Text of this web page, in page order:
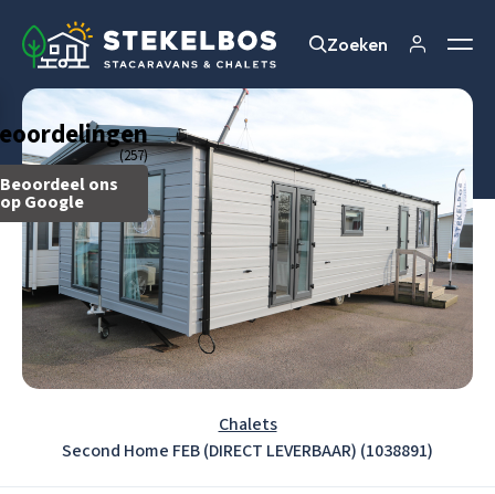
(257)
Beoordeel ons
op Google
Zoeken
Zoeken
Chalets
Second Home FEB (DIRECT LEVERBAAR) (1038891)